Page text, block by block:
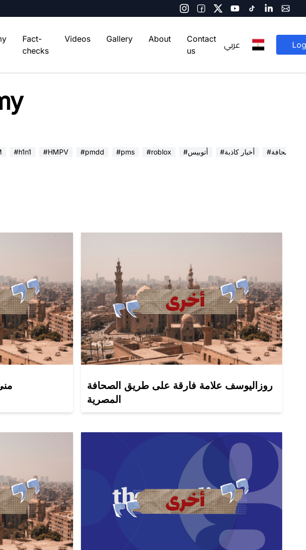
Fact-
checks
Videos Gallery About
Contact
us
عربي
#h1n1 #HMPV #pmdd #pms #roblox #أتوبيس #أخبار كاذبة في الصحافة
روزاليوسف علامة فارقة على طريق الصحافة
المصرية